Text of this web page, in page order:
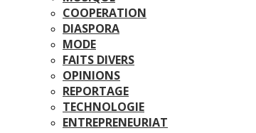
COOPERATION
DIASPORA
MODE
FAITS DIVERS
OPINIONS
REPORTAGE
TECHNOLOGIE
ENTREPRENEURIAT